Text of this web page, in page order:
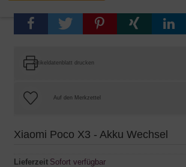
Artikeldatenblatt drucken
Xiaomi Poco X3 - Akku Wechsel
Lieferzeit Sofort verfügbar